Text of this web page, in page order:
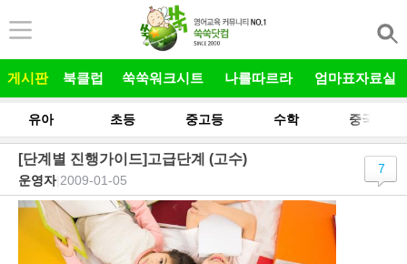
게시판 북클럽 쑥쑥워크시트 나를따르라 엄마표자료실
유아 초등 중고등 수학 중국어
[단계별 진행가이드]고급단계 (고수)
운영자| 2009-01-05
7